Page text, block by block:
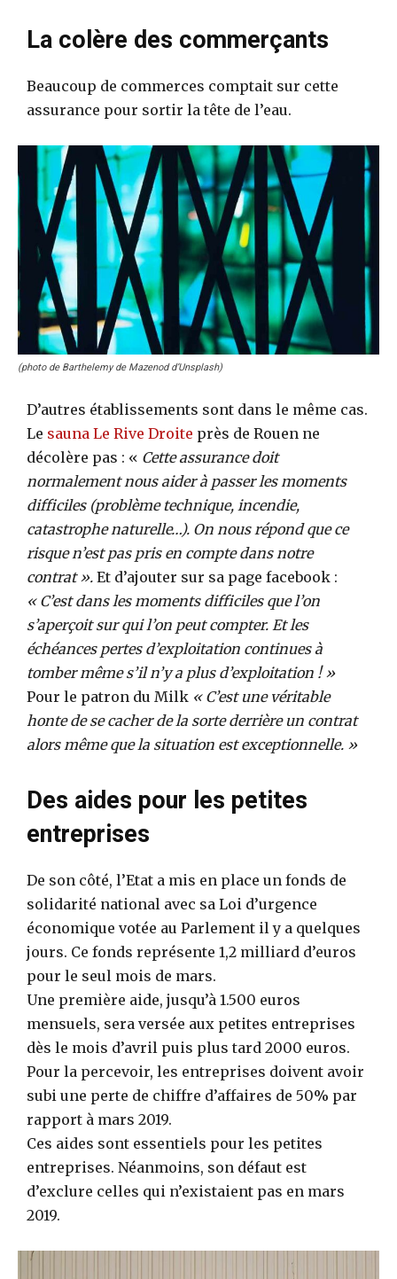
La colère des commerçants
Beaucoup de commerces comptait sur cette
assurance pour sortir la tête de l’eau.
(photo de Barthelemy de Mazenod d’Unsplash)
D’autres établissements sont dans le même cas.
Le sauna Le Rive Droite près de Rouen ne
décolère pas : « Cette assurance doit
normalement nous aider à passer les moments
difficiles (problème technique, incendie,
catastrophe naturelle…). On nous répond que ce
risque n’est pas pris en compte dans notre
contrat ». Et d’ajouter sur sa page facebook :
« C’est dans les moments difficiles que l’on
s’aperçoit sur qui l’on peut compter. Et les
échéances pertes d’exploitation continues à
tomber même s’il n’y a plus d’exploitation ! »
Pour le patron du Milk « C’est une véritable
honte de se cacher de la sorte derrière un contrat
alors même que la situation est exceptionnelle. »
Des aides pour les petites
entreprises
De son côté, l’Etat a mis en place un fonds de
solidarité national avec sa Loi d’urgence
économique votée au Parlement il y a quelques
jours. Ce fonds représente 1,2 milliard d’euros
pour le seul mois de mars.
Une première aide, jusqu’à 1.500 euros
mensuels, sera versée aux petites entreprises
dès le mois d’avril puis plus tard 2000 euros.
Pour la percevoir, les entreprises doivent avoir
subi une perte de chiffre d’affaires de 50% par
rapport à mars 2019.
Ces aides sont essentiels pour les petites
entreprises. Néanmoins, son défaut est
d’exclure celles qui n’existaient pas en mars
2019.